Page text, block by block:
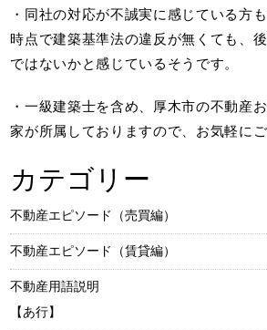
・同社の対応が不誠実に感じている方
時点で建築基準法の違反が無くても、
ではないかと感じているそうです。
・一級建築士を含め、厚木市の不動産
家が所属しておりますので、お気軽にご
カテゴリー
不動産エピソード（売買編）
不動産エピソード（賃貸編）
不動産用語説明
【あ行】